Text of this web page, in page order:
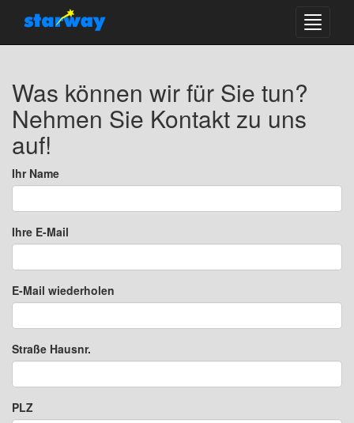
Toggle
Was können wir für Sie tun?
Nehmen Sie Kontakt zu uns
auf!
Ihr Name
Ihre E-Mail
E-Mail wiederholen
Straße Hausnr.
PLZ